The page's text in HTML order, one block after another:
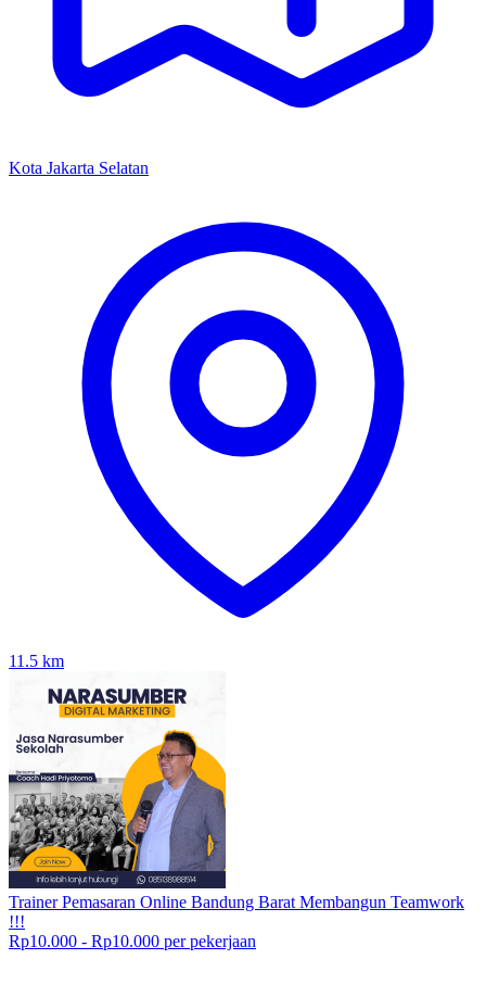
Kota Jakarta Selatan
11.5 km
Trainer Pemasaran Online Bandung Barat Membangun Teamwork
!!!
Rp10.000 - Rp10.000 per pekerjaan